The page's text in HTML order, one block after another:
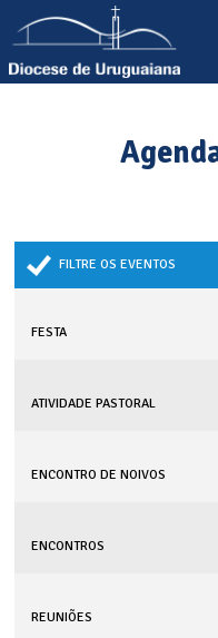
FILTRE OS EVENTOS
FESTA
ATIVIDADE PASTORAL
ENCONTRO DE NOIVOS
ENCONTROS
REUNIÕES